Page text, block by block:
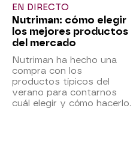
EN DIRECTO
Nutriman: cómo elegir
los mejores productos
del mercado
Nutriman ha hecho una
compra con los
productos típicos del
verano para contarnos
cuál elegir y cómo hacerlo.